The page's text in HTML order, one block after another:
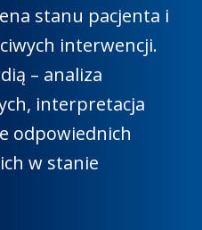
stanu pacjenta i
interwencji.
– analiza
interpretacja
odpowiednich
w stanie